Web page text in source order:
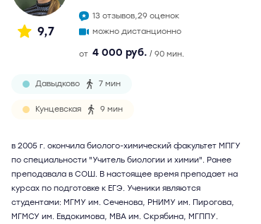
9,7
13 отзывов,29 оценок
можно дистанционно
от 4 000 руб. / 90 мин.
Давыдково 7 мин
Кунцевская 9 мин
в 2005 г. окончила биолого-химический факультет МПГУ
по специальности "Учитель биологии и химии". Ранее
преподавала в СОШ. В настоящее время преподает на
курсах по подготовке к ЕГЭ. Ученики являются
студентами: МГМУ им. Сеченова, РНИМУ им. Пирогова,
МГМСУ им. Евдокимова, МВА им. Скрябина, МГППУ.